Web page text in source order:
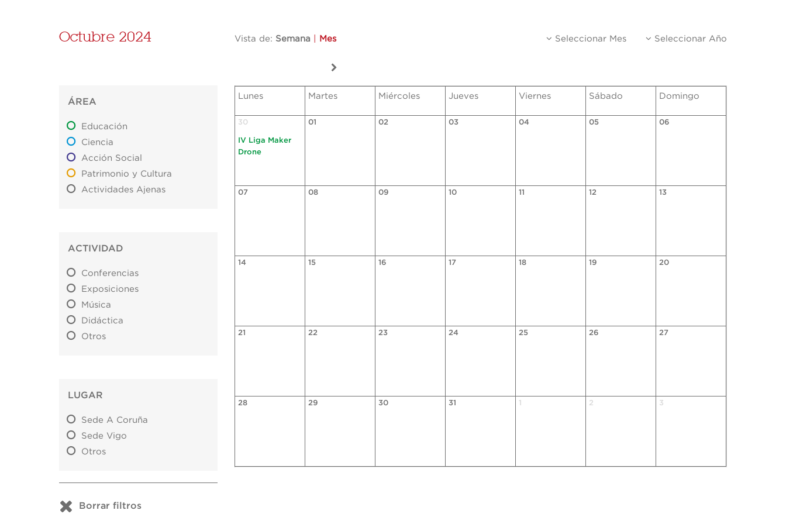
Octubre 2024 Vista de: Semana Mes Seleccionar Mes Seleccionar Año
ÁREA
Educación
Ciencia
Acción Social
Patrimonio y Cultura
Actividades Ajenas
ACTIVIDAD
Conferencias
Exposiciones
Música
Didáctica
Otros
LUGAR
Sede A Coruña
Sede Vigo
Otros
Borrar filtros
Lunes Martes Miércoles Jueves Viernes Sábado Domingo
30
IV Liga Maker
Drone
01 02 03 04 05 06
07 08 09 10 11 12 13
14 15 16 17 18 19 20
21 22 23 24 25 26 27
28 29 30 31 1 2 3